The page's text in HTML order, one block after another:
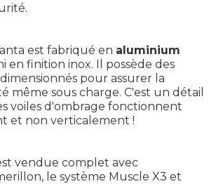
est fabriqué en aluminium
en finition inox. Il possède des
pour assurer la
même sous charge. C'est un détail
voiles d'ombrage fonctionnent
et non verticalement !
vendue complet avec
le système Muscle X3 et